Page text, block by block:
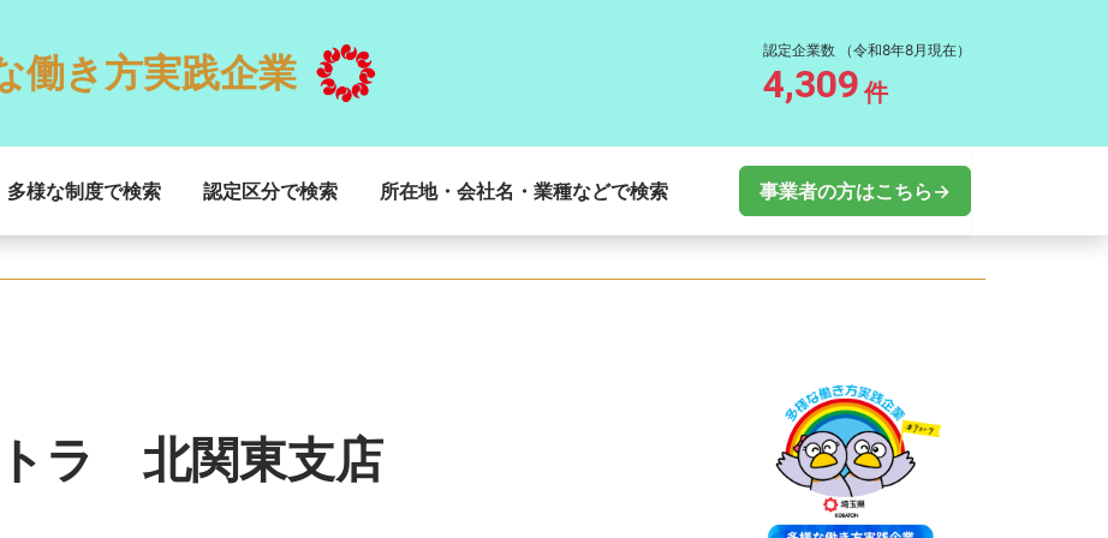
働き方実践企業
認定企業数 （令和8年8月現在）
4,309 件
多様な制度で検索 認定区分で検索 所在地・会社名・業種などで検索 事業者の方はこちら→
ラ 北関東支店